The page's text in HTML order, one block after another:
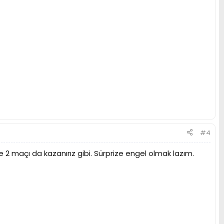
#4
da kazanırız gibi. Sürprize engel olmak lazım.